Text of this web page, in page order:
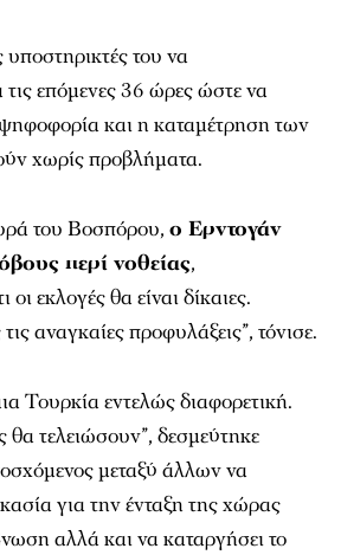
του να
τις επόμενες 36 ώρες ώστε να
ψηφοφορία και η καταμέτρηση των
χωρίς προβλήματα.
του Βοσπόρου, ο Ερντογάν
περί νοθείας,
οι εκλογές θα είναι δίκαιες.
αναγκαίες προφυλάξεις”, τόνισε.
Τουρκία εντελώς διαφορετική.
θα τελειώσουν”, δεσμεύτηκε
μεταξύ άλλων να
για την ένταξη της χώρας
αλλά και να καταργήσει το